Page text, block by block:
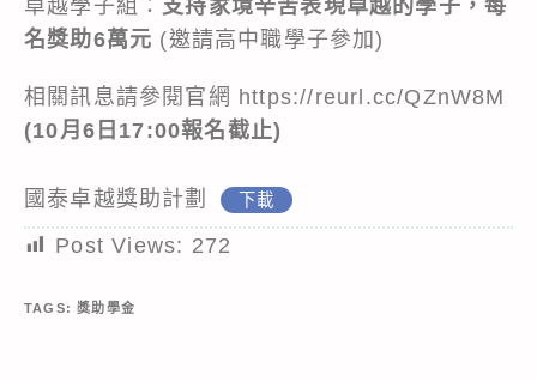
卓越學子組： 支持家境辛苦表現卓越的學子，每
名獎助6萬元 (邀請高中職學子參加)
相關訊息請參閱官網 https://reurl.cc/QZnW8M
(10月6日17:00報名截止)
國泰卓越獎助計劃 下載
Post Views: 272
TAGS:獎助學金